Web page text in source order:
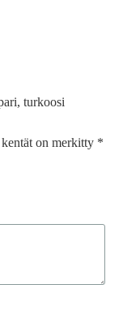
turkoosi
on merkitty *